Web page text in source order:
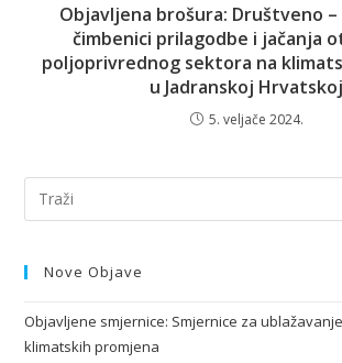
Objavljena brošura: Društveno
čimbenici prilagodbe i jačanja
poljoprivrednog sektora na
u Jadranskoj Hrvatskoj
5. veljače 2024.
Nove Objave
Objavljene smjernice: Smjernice za
klimatskih promjena